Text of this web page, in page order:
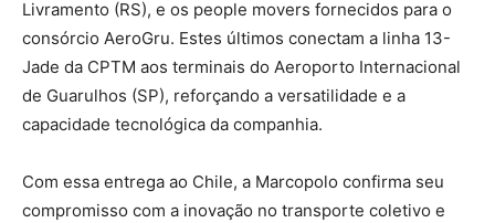
Livramento (RS), e os people movers fornecidos para o
consórcio AeroGru. Estes últimos conectam a linha 13-
Jade da CPTM aos terminais do Aeroporto Internacional
de Guarulhos (SP), reforçando a versatilidade e a
capacidade tecnológica da companhia.
Com essa entrega ao Chile, a Marcopolo confirma seu
compromisso com a inovação no transporte coletivo e